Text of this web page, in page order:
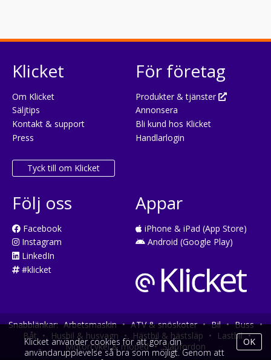
Klicket
Om Klicket
Säljtips
Kontakt & support
Press
Tyck till om Klicket
För företag
Produkter & tjänster
Annonsera
Bli kund hos Klicket
Handlarlogin
Följ oss
Facebook
Instagram
LinkedIn
#klicket
Appar
iPhone & iPad (App Store)
Android (Google Play)
Snabblänkar: Arbetsmaskin • ATV & snöskoter • Bil • Buss •
Båt • Husbil & husvagn • Hästbil & hästsläp • Lastbil •
Motorcykel & moped • Släpfordon
Klicket använder cookies för att göra din
användarupplevelse så bra som möjligt. Genom att
OK